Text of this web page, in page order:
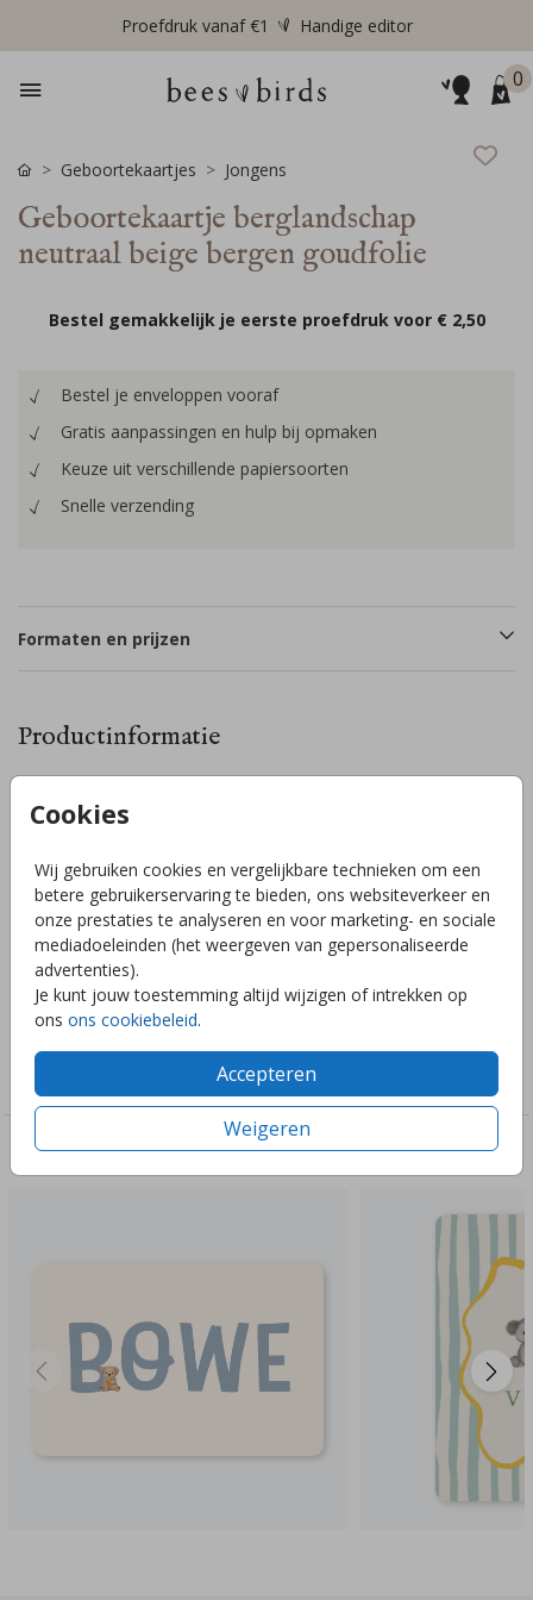
Proefdruk vanaf €1 Handige editor
0
Cookies
Wij gebruiken cookies en vergelijkbare technieken om een
betere gebruikerservaring te bieden, ons websiteverkeer en
onze prestaties te analyseren en voor marketing- en sociale
mediadoeleinden (het weergeven van gepersonaliseerde
advertenties).
Je kunt jouw toestemming altijd wijzigen of intrekken op
ons ons cookiebeleid.
Accepteren
Weigeren
Geboortekaartjes Jongens
Geboortekaartje berglandschap
neutraal beige bergen goudfolie
Bestel gemakkelijk je eerste proefdruk voor € 2,50
Bestel je enveloppen vooraf
Gratis aanpassingen en hulp bij opmaken
Keuze uit verschillende papiersoorten
Snelle verzending
Formaten en prijzen
Productinformatie
Omschrijving
sterren in goudfolie details. Pas de silhouet op het kaartje
gemakkelijk aan en kies uit veel verschillende silhouetjes in
de afbeeldingen! Heb je hulp nodig met opmaak van het
kaartje? Wij helpen je graag! // JIP
Toon meer
Collectie
Deze ontwerpen vind je misschien ook leuk